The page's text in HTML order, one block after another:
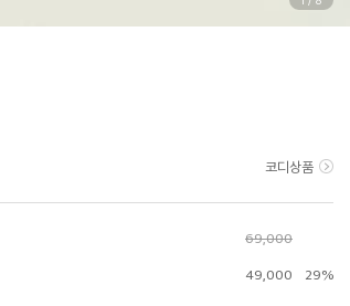
코디상품
69,000
49,000 29%